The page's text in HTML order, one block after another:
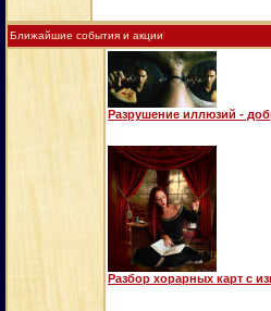
Ближайшие события и акции
Разрушение иллюзий -
Разбор хорарных карт с